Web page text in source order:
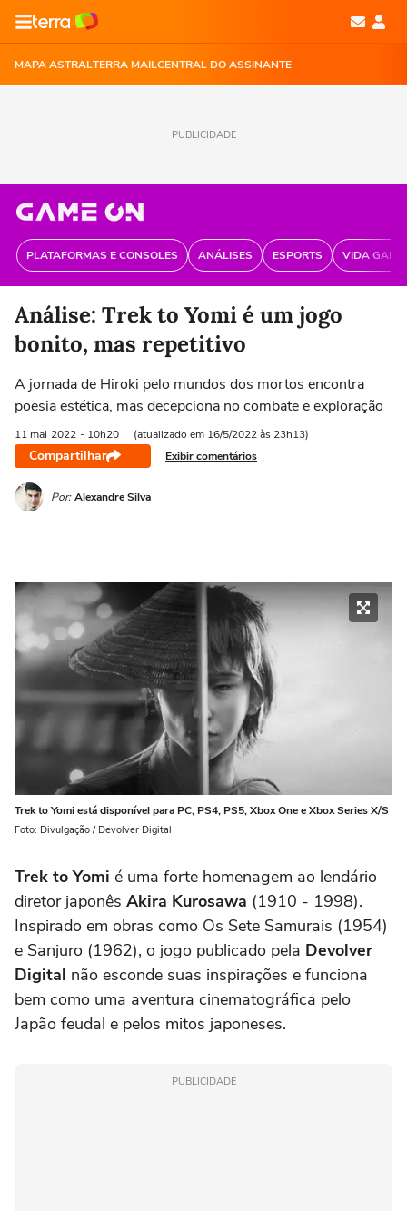
MAPA ASTRALTERRA MAILCENTRAL DO ASSINANTE
PUBLICIDADE
PLATAFORMAS E CONSOLES ANÁLISES ESPORTS VIDA
Análise: Trek to Yomi é um jogo
bonito, mas repetitivo
A jornada de Hiroki pelo mundos dos mortos encontra
poesia estética, mas decepciona no combate e exploração
11 mai 2022 - 10h20 (atualizado em 16/5/2022 às 23h13)
Compartilhar Exibir comentários
Por: Alexandre Silva
Trek to Yomi está disponível para PC, PS4, PS5, Xbox One e Xbox Series X/S
Foto: Divulgação / Devolver Digital
Trek to Yomi é uma forte homenagem ao lendário
diretor japonês Akira Kurosawa (1910 - 1998).
Inspirado em obras como Os Sete Samurais (1954)
e Sanjuro (1962), o jogo publicado pela Devolver
Digital não esconde suas inspirações e funciona
bem como uma aventura cinematográfica pelo
Japão feudal e pelos mitos japoneses.
PUBLICIDADE